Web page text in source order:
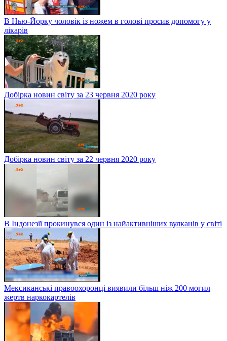
В Нью-Йорку чоловік із ножем в голові просив допомогу у
лікарів
Добірка новин світу за 23 червня 2020 року
Добірка новин світу за 22 червня 2020 року
В Індонезії прокинувся один із найактивніших вулканів у світі
Мексиканські правоохоронці виявили більш ніж 200 могил
жертв наркокартелів